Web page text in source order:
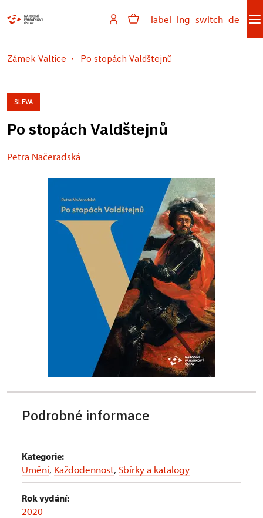
label_lng_switch_de
Zámek Valtice Po stopách Valdštejnů
SLEVA
Po stopách Valdštejnů
Petra Načeradská
Podrobné informace
Kategorie:
Umění, Každodennost, Sbírky a katalogy
Rok vydání:
2020